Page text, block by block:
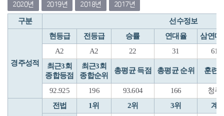
2020년
2019년 2018년 2017년
구분 선수정보
경주성적
현등급 전등급 승률 연대율
삼연대
A2
A2 22 31
61
최근3회
종합등점
최근3회
종합순위
총평균 득점 총평균 순위 훈련
92.925 196 93.604 166 청주
전법 1위 2위 3위
계